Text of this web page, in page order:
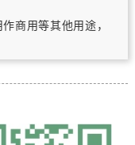
商用等其他用途，